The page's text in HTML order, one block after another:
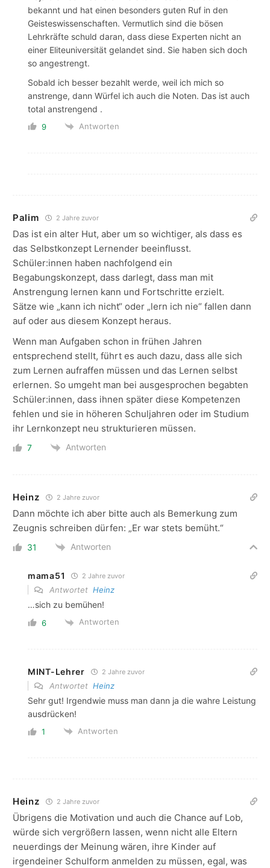
bekannt und hat einen besonders guten Ruf in den
Geisteswissenschaften. Vermutlich sind die bösen
Lehrkräfte schuld daran, dass diese Experten nicht an
einer Eliteuniversität gelandet sind. Sie haben sich doch
so angestrengt.
Sobald ich besser bezahlt werde, weil ich mich so
anstrenge, dann Würfel ich auch die Noten. Das ist auch
total anstrengend .
9 Antworten
Palim 2 Jahre zuvor
Das ist ein alter Hut, aber um so wichtiger, als dass es
das Selbstkonzept Lernender beeinflusst.
Schüler:innen haben nachfolgend ein
Begabungskonzept, dass darlegt, dass man mit
Anstrengung lernen kann und Fortschritte erzielt.
Sätze wie „kann ich nicht“ oder „lern ich nie“ fallen dann
auf oder aus diesem Konzept heraus.
Wenn man Aufgaben schon in frühen Jahren
entsprechend stellt, führt es auch dazu, dass alle sich
zum Lernen aufraffen müssen und das Lernen selbst
erlernen. So umgeht man bei ausgesprochen begabten
Schüler:innen, dass ihnen später diese Kompetenzen
fehlen und sie in höheren Schuljahren oder im Studium
ihr Lernkonzept neu strukturieren müssen.
7 Antworten
Heinz 2 Jahre zuvor
Dann möchte ich aber bitte auch als Bemerkung zum
Zeugnis schreiben dürfen: „Er war stets bemüht.“
31 Antworten
mama51 2 Jahre zuvor
Antwortet Heinz
…sich zu bemühen!
6 Antworten
MINT-Lehrer 2 Jahre zuvor
Antwortet Heinz
Sehr gut! Irgendwie muss man dann ja die wahre Leistung
ausdrücken!
1 Antworten
Heinz 2 Jahre zuvor
Übrigens die Motivation und auch die Chance auf Lob,
würde sich vergrößern lassen, wenn nicht alle Eltern
neuerdings der Meinung wären, ihre Kinder auf
irgendeiner Schulform anmelden zu müssen, egal, was